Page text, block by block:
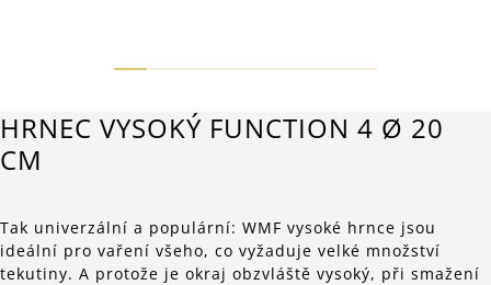
HRNEC VYSOKÝ FUNCTION 4 Ø 20
CM
Tak univerzální a populární: WMF vysoké hrnce jsou
ideální pro vaření všeho, co vyžaduje velké množství
tekutiny. A protože je okraj obzvláště vysoký, při smažení